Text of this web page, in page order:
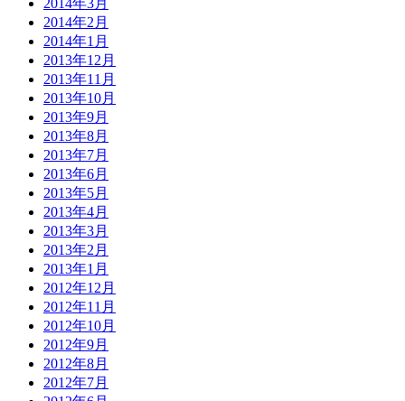
2014年3月
2014年2月
2014年1月
2013年12月
2013年11月
2013年10月
2013年9月
2013年8月
2013年7月
2013年6月
2013年5月
2013年4月
2013年3月
2013年2月
2013年1月
2012年12月
2012年11月
2012年10月
2012年9月
2012年8月
2012年7月